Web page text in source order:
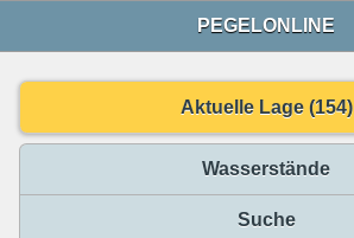
PEGELONLINE
Aktuelle Lage (154)
Wasserstände
Suche